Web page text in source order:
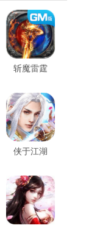
斩魔雷霆
侠于江湖